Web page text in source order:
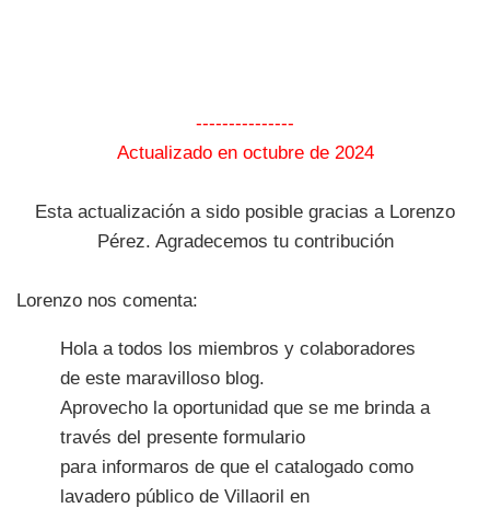
---------------
Actualizado en octubre de 2024
Esta actualización a sido posible gracias a Lorenzo
Pérez. Agradecemos tu contribución
Lorenzo nos comenta:
Hola a todos los miembros y colaboradores
de este maravilloso blog.
Aprovecho la oportunidad que se me brinda a
través del presente formulario
para informaros de que el catalogado como
lavadero público de Villaoril en